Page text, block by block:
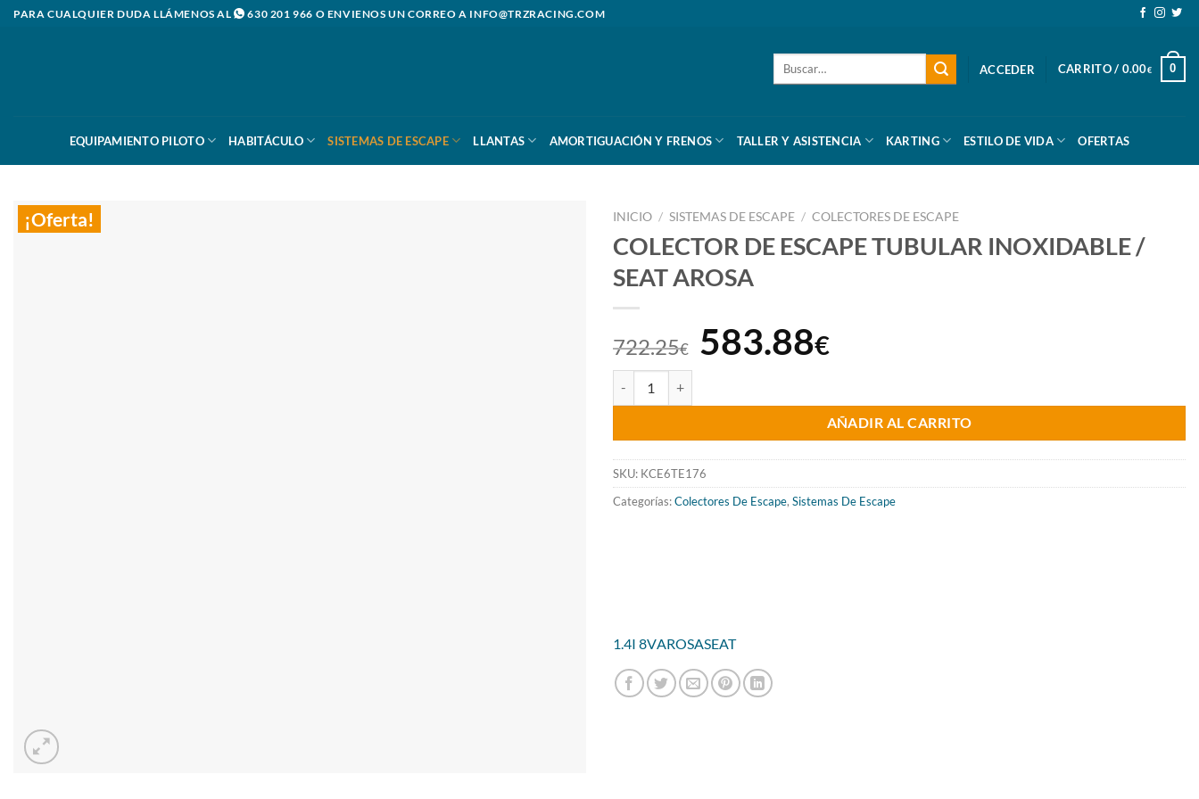
Saltar
PARA CUALQUIER DUDA LLÁMENOS AL 630 201 966 O ENVIENOS UN CORREO A INFO@TRZRACING.COM
Buscar
ACCEDER CARRITO / 0.00€ 0
EQUIPAMIENTO PILOTO HABITÁCULO SISTEMAS DE ESCAPE LLANTAS AMORTIGUACIÓN Y FRENOS TALLER Y ASISTENCIA KARTING ESTILO DE VIDA OFERTAS
¡Oferta! INICIO / SISTEMAS DE ESCAPE / COLECTORES DE ESCAPE
COLECTOR DE ESCAPE TUBULAR INOXIDABLE /
SEAT AROSA
722.25€
El
original
era:
722.25€.
583.88€El
actual
es:
583.88€.
AÑADIR AL CARRITO
SKU: KCE6TE176
Categorías:Colectores De Escape, Sistemas De Escape
1.4I 8VAROSASEAT